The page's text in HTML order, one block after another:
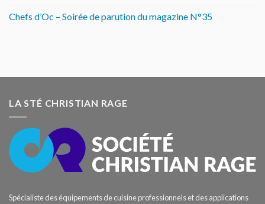
Chefs d’Oc – Soirée de parution du magazine N°35
LA STÉ CHRISTIAN RAGE
Spécialiste des équipements de cuisine professionnels et des applications